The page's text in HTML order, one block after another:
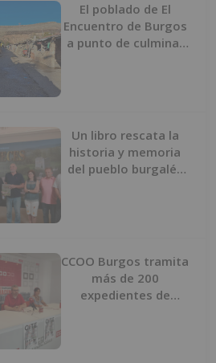
El poblado de El
Encuentro de Burgos
a punto de culminar
Un libro rescata la
historia y memoria
del pueblo burgalés
CCOO Burgos tramita
más de 200
expedientes de